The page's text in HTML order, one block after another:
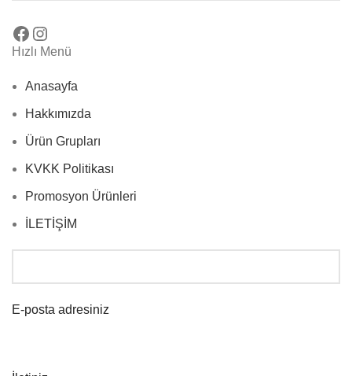
Hızlı Menü
Anasayfa
Hakkımızda
Ürün Grupları
KVKK Politikası
Promosyon Ürünleri
İLETİŞİM
E-posta adresiniz